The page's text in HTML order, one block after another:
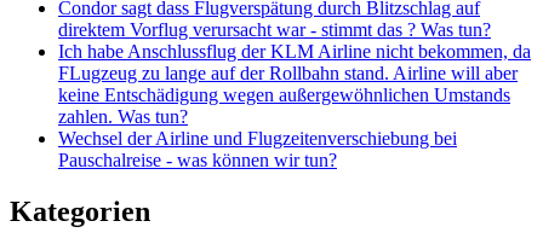
Condor sagt dass Flugverspätung durch Blitzschlag auf
direktem Vorflug verursacht war - stimmt das ? Was tun?
Ich habe Anschlussflug der KLM Airline nicht bekommen, da
FLugzeug zu lange auf der Rollbahn stand. Airline will aber
keine Entschädigung wegen außergewöhnlichen Umstands
zahlen. Was tun?
Wechsel der Airline und Flugzeitenverschiebung bei
Pauschalreise - was können wir tun?
Kategorien